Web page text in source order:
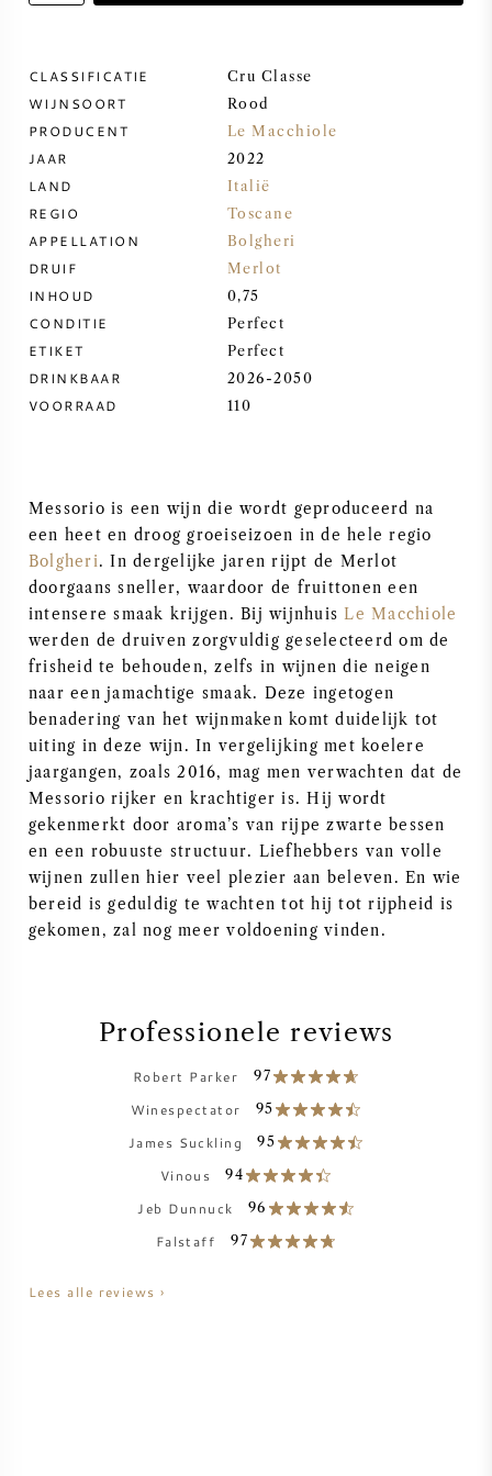
PORT
CABERNET SAUVIGNON
PINOT NOIR
CHARDONNAY
MERLOT
SYRAH / SHIRAZ
RIESLING
ALLE DRUIVENSOORTEN
FRANSE WIJN
ITALIAANSE WIJN
SPAANSE WIJN
OOSTENRIJKSE WIJN
CLASSIFICATIE Cru Classe
WIJNSOORT Rood
PRODUCENT Le Macchiole
JAAR 2022
LAND Italië
REGIO Toscane
APPELLATION Bolgheri
DRUIF Merlot
INHOUD 0,75
CONDITIE Perfect
ETIKET Perfect
DRINKBAAR 2026-2050
VOORRAAD 110
Messorio is een wijn die wordt geproduceerd na
een heet en droog groeiseizoen in de hele regio
Bolgheri. In dergelijke jaren rijpt de Merlot
doorgaans sneller, waardoor de fruittonen een
intensere smaak krijgen. Bij wijnhuisLe Macchiole
werden de druiven zorgvuldig geselecteerd om de
frisheid te behouden, zelfs in wijnen die neigen
naar een jamachtige smaak. Deze ingetogen
benadering van het wijnmaken komt duidelijk tot
uiting in deze wijn. In vergelijking met koelere
jaargangen, zoals 2016, mag men verwachten dat de
Messorio rijker en krachtiger is. Hij wordt
gekenmerkt door aroma’s van rijpe zwarte bessen
en een robuuste structuur. Liefhebbers van volle
wijnen zullen hier veel plezier aan beleven. En wie
bereid is geduldig te wachten tot hij tot rijpheid is
gekomen, zal nog meer voldoening vinden.
Professionele reviews
Robert Parker 97
Winespectator 95
James Suckling 95
Vinous 94
Jeb Dunnuck 96
Falstaff 97
Lees alle reviews ›